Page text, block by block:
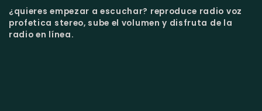
¿quieres empezar a escuchar? reproduce radio voz
profetica stereo, sube el volumen y disfruta de la
radio en línea.